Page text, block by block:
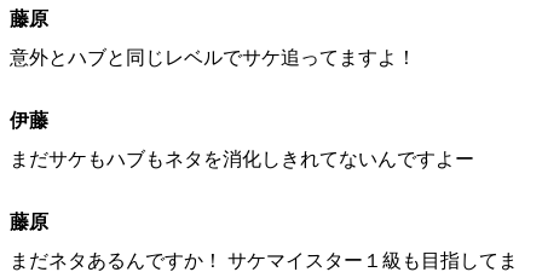
藤原
意外とハブと同じレベルでサケ追ってますよ！
伊藤
まだサケもハブもネタを消化しきれてないんですよー
藤原
まだネタあるんですか！ サケマイスター１級も目指してま